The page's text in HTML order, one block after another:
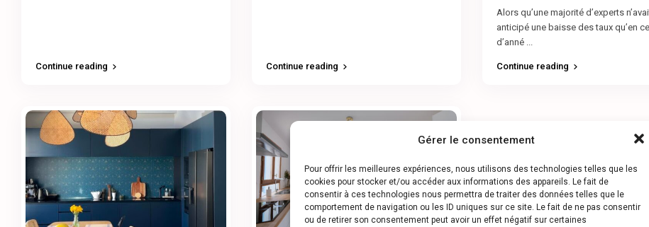
Gérer le consentement
Pour offrir les meilleures expériences, nous utilisons des technologies telles que les
cookies pour stocker et/ou accéder aux informations des appareils. Le fait de
consentir à ces technologies nous permettra de traiter des données telles que le
comportement de navigation ou les ID uniques sur ce site. Le fait de ne pas consentir
ou de retirer son consentement peut avoir un effet négatif sur certaines
Continue reading Continue reading
Alors qu’une majorité d’experts
anticipé une baisse des taux qu’en
d’anné
Continue reading